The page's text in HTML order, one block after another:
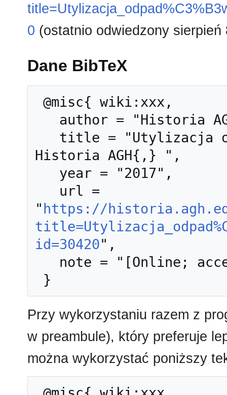
0 (ostatnio odwiedzony sierpień
Dane BibTeX
Historia AGH{,} ",
" https://
id=30420",
Przy wykorzystaniu razem z
w preambule), który preferuje
można wykorzystać poniższy